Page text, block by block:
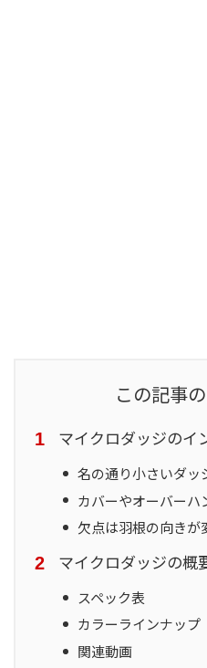
この記事
マイクロダッジのイ
名の通り小さいダッ
カバーやオーバーハ
欠点は羽根の向きが
マイクロダッジの概
スペック表
カラーラインナップ
関連動画